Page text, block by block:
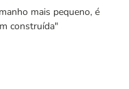
mais pequeno, é
construída"